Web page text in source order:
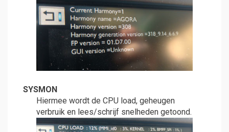
SYSMON
Hiermee wordt de CPU load, geheugen
verbruik en lees/schrijf snelheden getoond.